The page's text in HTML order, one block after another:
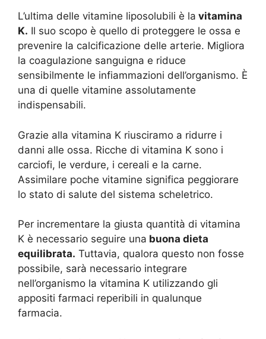
L’ultima delle vitamine liposolubili è la vitamina
K. Il suo scopo è quello di proteggere le ossa e
prevenire la calcificazione delle arterie. Migliora
la coagulazione sanguigna e riduce
sensibilmente le infiammazioni dell’organismo. È
una di quelle vitamine assolutamente
indispensabili.
Grazie alla vitamina K riusciramo a ridurre i
danni alle ossa. Ricche di vitamina K sono i
carciofi, le verdure, i cereali e la carne.
Assimilare poche vitamine significa peggiorare
lo stato di salute del sistema scheletrico.
Per incrementare la giusta quantità di vitamina
K è necessario seguire una buona dieta
equilibrata. Tuttavia, qualora questo non fosse
possibile, sarà necessario integrare
nell’organismo la vitamina K utilizzando gli
appositi farmaci reperibili in qualunque
farmacia.